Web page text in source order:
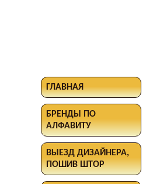
ГЛАВНАЯ
БРЕНДЫ ПО
АЛФАВИТУ
ВЫЕЗД ДИЗАЙНЕРА,
ПОШИВ ШТОР